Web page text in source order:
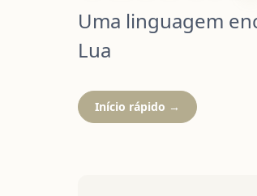
Uma linguagem
Lua
Início rápido →